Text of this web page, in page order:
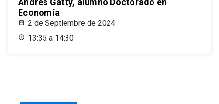
Andres Gatty, alumno Doctorado en
Economía
2 de Septiembre de 2024
13:35 a 14:30